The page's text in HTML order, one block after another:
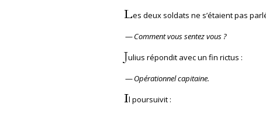
Les deux soldats ne s’étaient pas
—Comment vous sentez vous ?
Julius répondit avec un fin rictus :
—Opérationnel capitaine.
Il poursuivit :